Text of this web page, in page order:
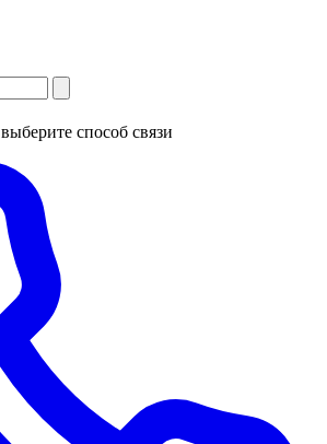
выберите способ связи